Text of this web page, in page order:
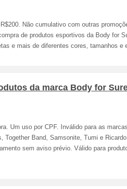
Não cumulativo com outras
de produtos esportivos da Body for
e mais de diferentes cores, tamanhos e
da marca Body for
Um uso por CPF. Inválido para as
Together Band, Samsonite, Tumi e
sem aviso prévio. Válido para